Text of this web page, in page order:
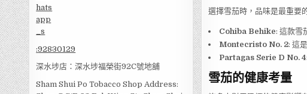
:92830129
深水埗店：深水埗福榮街92C號地舖
Sham Shui Po Tobacco Shop Address:
選擇雪茄時，品味是最重要
Cohiba Behike: 這款雪
Montecristo No. 2: 這
Partagas Serie D No. 4
雪茄的健康考量